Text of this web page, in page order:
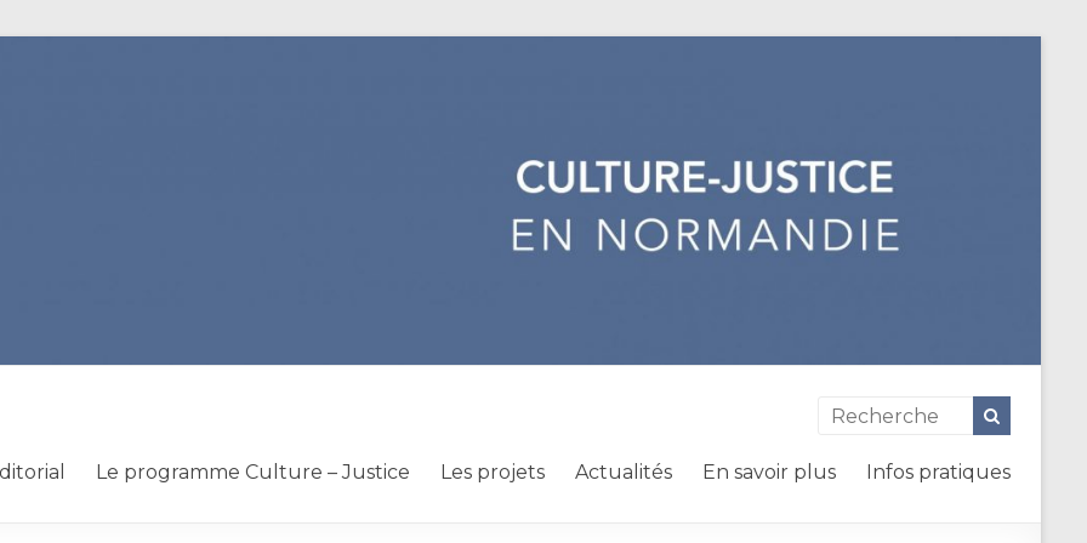
Le programme Culture – Justice Les projets Actualités En savoir plus Infos pratiques